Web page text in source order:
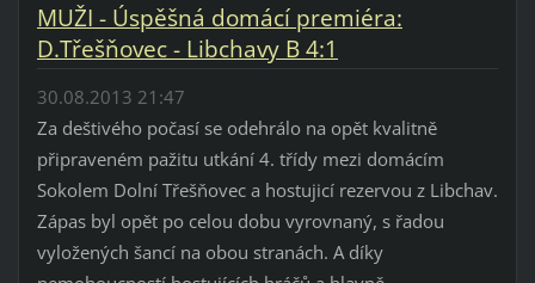
MUŽI - Úspěšná domácí premiéra:
D.Třešňovec - Libchavy B 4:1
30.08.2013 21:47
Za deštivého počasí se odehrálo na opět kvalitně
připraveném pažitu utkání 4. třídy mezi domácím
Sokolem Dolní Třešňovec a hostujicí rezervou z Libchav.
Zápas byl opět po celou dobu vyrovnaný, s řadou
vyložených šancí na obou stranách. A díky